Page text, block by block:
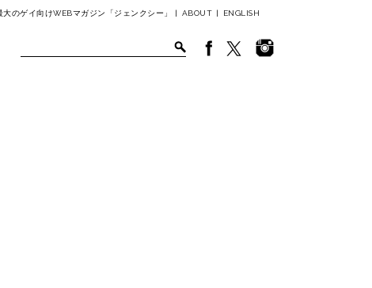
大のゲイ向けWEBマガジン「ジェンクシー」 | ABOUT | ENGLISH